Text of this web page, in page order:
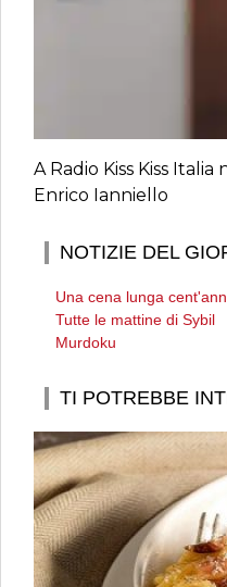
A Radio Kiss Kiss
Enrico Ianniello
NOTIZIE DEL
Una cena lunga
Tutte le mattine di Sybil
Murdoku
TI POTREBBE